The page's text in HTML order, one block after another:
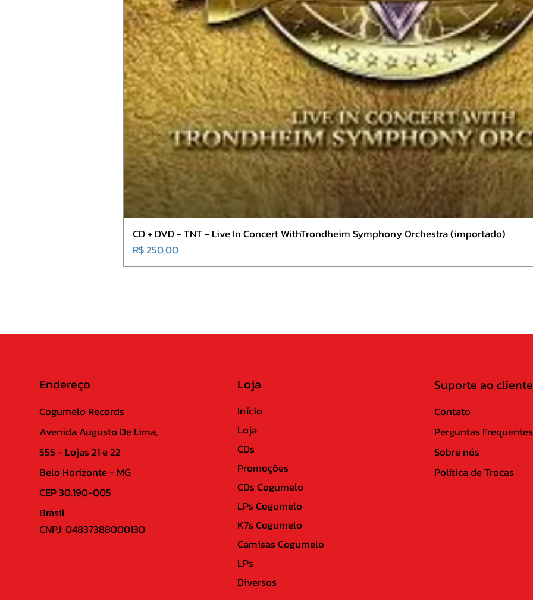
CD + DVD - TNT - Live In Concert WithTrondheim Symphony Orchestra (importado)
Preço
R$ 250,00
Endereço
Cogumelo Records
Avenida Augusto De Lima,
555 - Lojas 21 e 22
Belo Horizonte - MG
CEP 30.190-005
Brasil
CNPJ: 04837388000130
Loja
Início
Loja
CDs
Promoções
CDs Cogumelo
LPs Cogumelo
K7s Cogumelo
Camisas Cogumelo
LPs
Diversos
Suporte ao cliente
Contato
Perguntas Frequentes
Sobre nós
Política de Trocas